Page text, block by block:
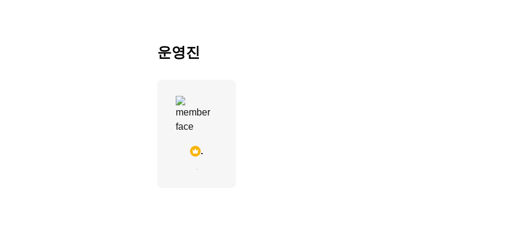
운영진
.
.